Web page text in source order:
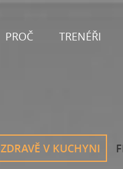
PROČ TRENÉŘI
ZDRAVĚ V KUCHYNI